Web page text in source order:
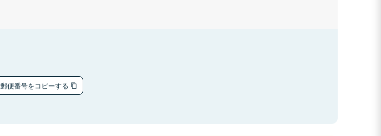
郵便番号をコピーする